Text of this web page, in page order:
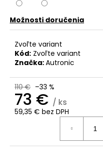
Možnosti doručenia
Zvoľte variant
Kód: Zvoľte variant
Značka:Autronic
110 € –33 %
73 € / ks
59,35 € bez DPH